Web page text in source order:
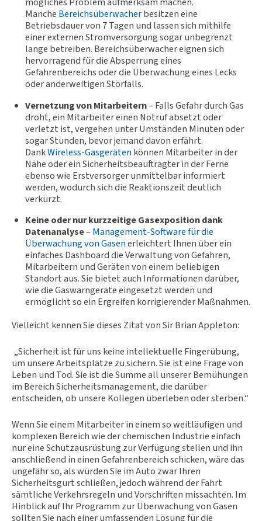
Manche Bereichsüberwacherbesitzen eine
Betriebsdauer von 7 Tagen und lassen sich mithilfe
einer externen Stromversorgung sogar unbegrenzt
lange betreiben. Bereichsüberwacher eignen sich
hervorragend für die Absperrung eines
Gefahrenbereichs oder die Überwachung eines Lecks
oder anderweitigen Störfalls.
Vernetzung von Mitarbeitern– Falls Gefahr durch Gas
droht, ein Mitarbeiter einen Notruf absetzt oder
verletzt ist, vergehen unter Umständen Minuten oder
sogar Stunden, bevor jemand davon erfährt.
DankWireless-Gasgerätenkönnen Mitarbeiter in der
Nähe oder ein Sicherheitsbeauftragter in der Ferne
ebenso wie Erstversorger unmittelbar informiert
werden, wodurch sich die Reaktionszeit deutlich
verkürzt.
Keine oder nur kurzzeitige Gasexposition dank
Datenanalyse– Management-Software für die
Überwachung von Gasenerleichtert Ihnen über ein
einfaches Dashboard die Verwaltung von Gefahren,
Mitarbeitern und Geräten von einem beliebigen
Standort aus. Sie bietet auch Informationen darüber,
wie die Gaswarngeräte eingesetzt werden und
ermöglicht so ein Ergreifen korrigierender Maßnahmen.
Vielleicht kennen Sie dieses Zitat von Sir Brian Appleton:
„Sicherheit ist für uns keine intellektuelle Fingerübung,
um unsere Arbeitsplätze zu sichern. Sie ist eine Frage von
Leben und Tod. Sie ist die Summe all unserer Bemühungen
im Bereich Sicherheitsmanagement, die darüber
entscheiden, ob unsere Kollegen überleben oder sterben.“
Wenn Sie einem Mitarbeiter in einem so weitläufigen und
komplexen Bereich wie der chemischen Industrie einfach
nur eine Schutzausrüstung zur Verfügung stellen und ihn
anschließend in einen Gefahrenbereich schicken, wäre das
ungefähr so, als würden Sie im Auto zwar Ihren
Sicherheitsgurt schließen, jedoch während der Fahrt
sämtliche Verkehrsregeln und Vorschriften missachten. Im
Hinblick auf Ihr Programm zur Überwachung von Gasen
sollten Sie nach einer umfassenden Lösung für die